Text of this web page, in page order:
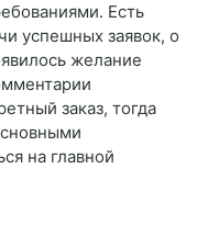
Есть
успешных заявок, о
желание
заказ, тогда
на главной